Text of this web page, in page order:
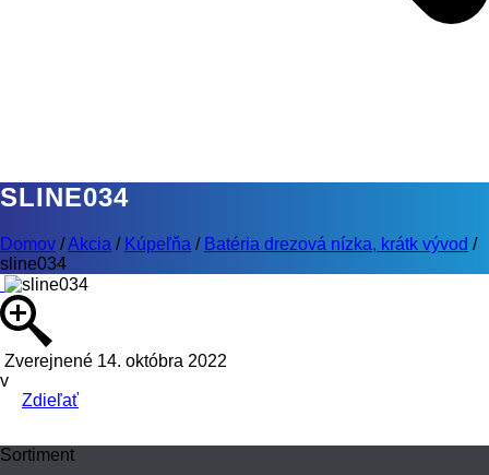
SLINE034
Domov /Akcia / Kúpeľňa / Batéria drezová nízka, krátk vývod /
sline034
Zverejnené 14. októbra 2022
v
Zdieľať
Sortiment